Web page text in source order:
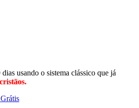
dias usando o sistema clássico que já
cristãos.